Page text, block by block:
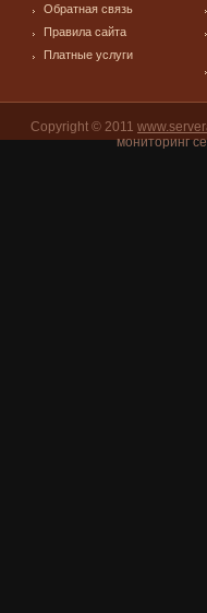
Обратная связь
Правила сайта
Платные услуги
Copyright © 2011
мониторинг